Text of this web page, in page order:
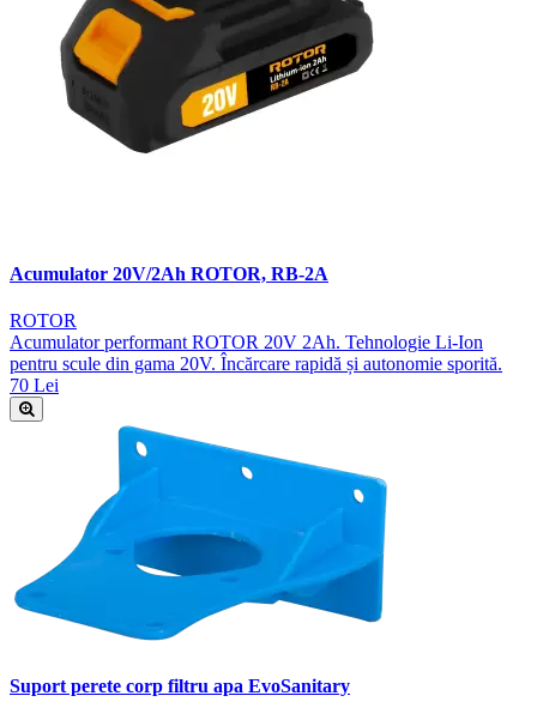
Acumulator 20V/2Ah ROTOR, RB-2A
ROTOR
Acumulator performant ROTOR 20V 2Ah. Tehnologie Li-Ion
pentru scule din gama 20V. Încărcare rapidă și autonomie sporită.
70 Lei
Suport perete corp filtru apa EvoSanitary